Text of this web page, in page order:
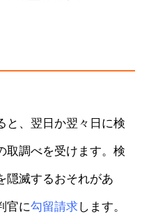
と、翌日か翌々日に検
取調べを受けます。検
隠滅するおそれがあ
官に勾留請求 します。